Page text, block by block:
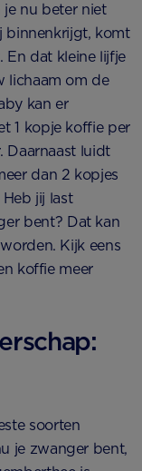
je nu beter niet
binnenkrijgt, komt
En dat kleine lijfje
lichaam om de
kan er
1 kopje koffie per
Daarnaast luidt
dan 2 kopjes
jij last
bent? Dat kan
Kijk eens
koffie meer
soorten
je zwanger bent,